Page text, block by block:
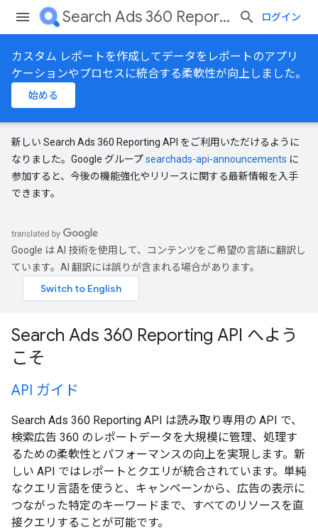
Search Ads 360 Reporting API ログイン
カスタム レポートを作成してデータをレポートのアプリ
ケーションやプロセスに統合する柔軟性が向上しました。
始める
新しい Search Ads 360 Reporting API をご利用いただけるように
なりました。Google グループsearchads-api-announcements に
参加すると、今後の機能強化やリリースに関する最新情報を入手
できます。
Google は AI 技術を使用して、コンテンツをご希望の言語に翻訳し
ています。AI 翻訳には誤りが含まれる場合があります。
Search Ads 360 Reporting API へよう
こそ
API ガイド
Search Ads 360 Reporting API は読み取り専用の API で、
検索広告 360 のレポートデータを大規模に管理、処理す
るための柔軟性とパフォーマンスの向上を実現します。新
しい API ではレポートとクエリが統合されています。単純
なクエリ言語を使うと、キャンペーンから、広告の表示に
つながった特定のキーワードまで、すべてのリソースを直
接クエリすることが可能です。